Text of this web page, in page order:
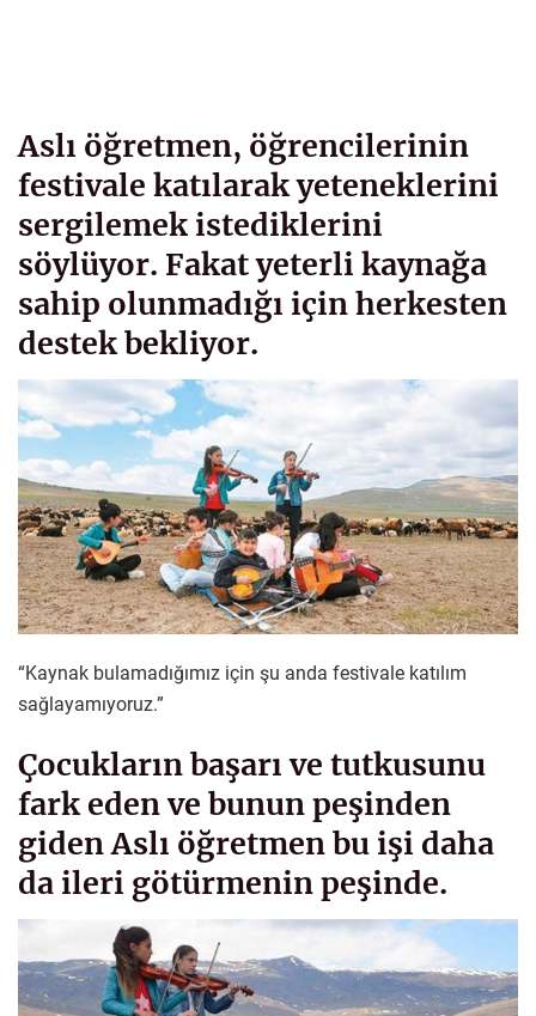
Aslı öğretmen, öğrencilerinin
festivale katılarak yeteneklerini
sergilemek istediklerini
söylüyor. Fakat yeterli kaynağa
sahip olunmadığı için herkesten
destek bekliyor.
“Kaynak bulamadığımız için şu anda festivale katılım
sağlayamıyoruz.”
Çocukların başarı ve tutkusunu
fark eden ve bunun peşinden
giden Aslı öğretmen bu işi daha
da ileri götürmenin peşinde.